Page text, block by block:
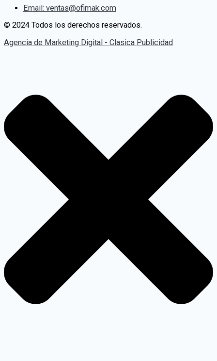
Email: ventas@ofimak.com
© 2024 Todos los derechos reservados.
Agencia de Marketing Digital - Clasica Publicidad